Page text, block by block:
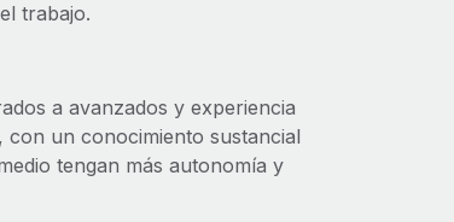
trabajo.
a avanzados y experiencia
un conocimiento sustancial
tengan más autonomía y